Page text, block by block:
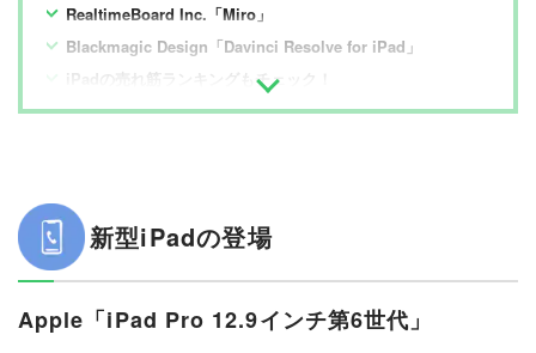
RealtimeBoard Inc.「Miro」
Blackmagic Design「Davinci Resolve for iPad」
iPadの売れ筋ランキングもチェック！
新型iPadの登場
Apple「iPad Pro 12.9インチ第6世代」